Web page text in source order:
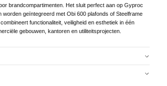
brandcompartimenten. Het sluit perfect aan op Gyproc
geïntegreerd met Obi 600 plafonds of Steelframe
functionaliteit, veiligheid en esthetiek in één
gebouwen, kantoren en utiliteitsprojecten.
mm is ontworpen voor toepassingen waarin